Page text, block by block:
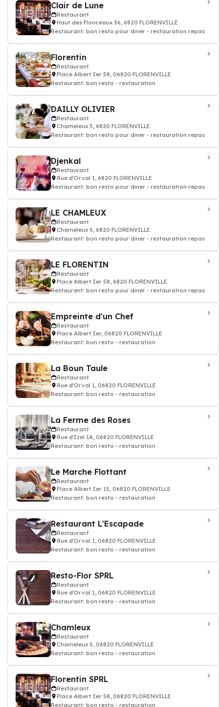
Clair de Lune
Restaurant
Haut des Flonceaux 36, 6820 FLORENVILLE
Restaurant: bon resto pour diner - restauration repas
Florentin
Restaurant
Place Albert Ier 58, 06820 FLORENVILLE
Restaurant: bon resto - restauration
DAILLY OLIVIER
Restaurant
Chameleux 5, 6820 FLORENVILLE
Restaurant: bon resto pour diner - restauration repas
Djenkal
Restaurant
Rue d'Orval 1, 6820 FLORENVILLE
Restaurant: bon resto pour diner - restauration repas
LE CHAMLEUX
Restaurant
Chameleux 5, 6820 FLORENVILLE
Restaurant: bon resto pour diner - restauration repas
LE FLORENTIN
Restaurant
Place Albert Ier 58, 6820 FLORENVILLE
Restaurant: bon resto pour diner - restauration repas
Empreinte d'un Chef
Restaurant
Place Albert Ier, 06820 FLORENVILLE
Restaurant: bon resto - restauration
La Boun Taule
Restaurant
Rue d'Orval 1, 06820 FLORENVILLE
Restaurant: bon resto - restauration
La Ferme des Roses
Restaurant
Rue d'Izel 1A, 06820 FLORENVILLE
Restaurant: bon resto - restauration
Le Marche Flottant
Restaurant
Place Albert Ier 15, 06820 FLORENVILLE
Restaurant: bon resto - restauration
Restaurant L'Escapade
Restaurant
Rue d'Orval 1, 06820 FLORENVILLE
Restaurant: bon resto - restauration
Resto-Flor SPRL
Restaurant
Rue d'Orval 1, 06820 FLORENVILLE
Restaurant: bon resto - restauration
Chamleux
Restaurant
Chameleux 5, 06820 FLORENVILLE
Restaurant: bon resto - restauration
Florentin SPRL
Restaurant
Place Albert Ier 58, 06820 FLORENVILLE
Restaurant: bon resto - restauration